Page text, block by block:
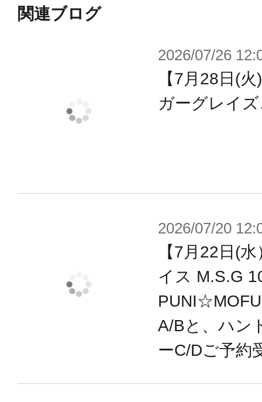
関連ブログ
2026/07/26
【7月28日(
ガーグレイ
2026/07/20
【7月22日(
イス M.S.G
A/Bと、ハン
ーC/Dご予約